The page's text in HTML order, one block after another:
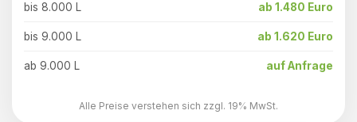
bis 8.000 L ab 1.480 Euro
bis 9.000 L ab 1.620 Euro
ab 9.000 L auf Anfrage
Alle Preise verstehen sich zzgl. 19% MwSt.